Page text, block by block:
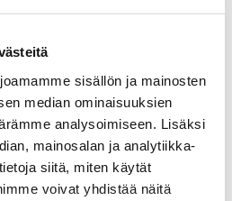
sisällön ja mainosten
median ominaisuuksien
analysoimiseen. Lisäksi
mainosalan ja analytiikka-
siitä, miten käytät
voivat yhdistää näitä
pintapaineen mittaus
pintapaineen mittaus.